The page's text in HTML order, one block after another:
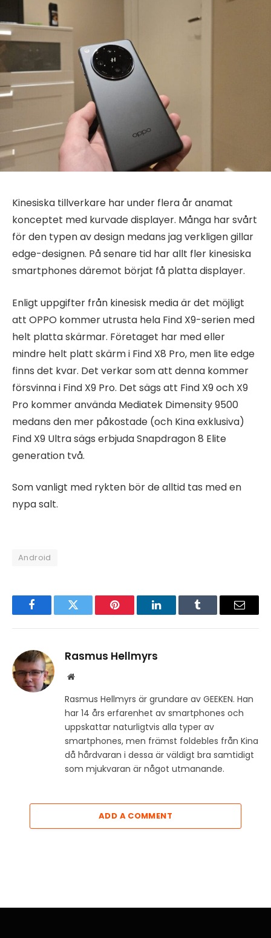
Kinesiska tillverkare har under flera år anamat
konceptet med kurvade displayer. Många har svårt
för den typen av design medans jag verkligen gillar
edge-designen. På senare tid har allt fler kinesiska
smartphones däremot börjat få platta displayer.
Enligt uppgifter från kinesisk media är det möjligt
att OPPO kommer utrusta hela Find X9-serien med
helt platta skärmar. Företaget har med eller
mindre helt platt skärm i Find X8 Pro, men lite edge
finns det kvar. Det verkar som att denna kommer
försvinna i Find X9 Pro. Det sägs att Find X9 och X9
Pro kommer använda Mediatek Dimensity 9500
medans den mer påkostade (och Kina exklusiva)
Find X9 Ultra sägs erbjuda Snapdragon 8 Elite
generation två.
Som vanligt med rykten bör de alltid tas med en
nypa salt.
Android
FacebookTwitter Pinterest LinkedInTumblr Email
Rasmus Hellmyrs
Website
Rasmus Hellmyrs är grundare av GEEKEN. Han
har 14 års erfarenhet av smartphones och
uppskattar naturligtvis alla typer av
smartphones, men främst foldebles från Kina
då hårdvaran i dessa är väldigt bra samtidigt
som mjukvaran är något utmanande.
ADD A COMMENT